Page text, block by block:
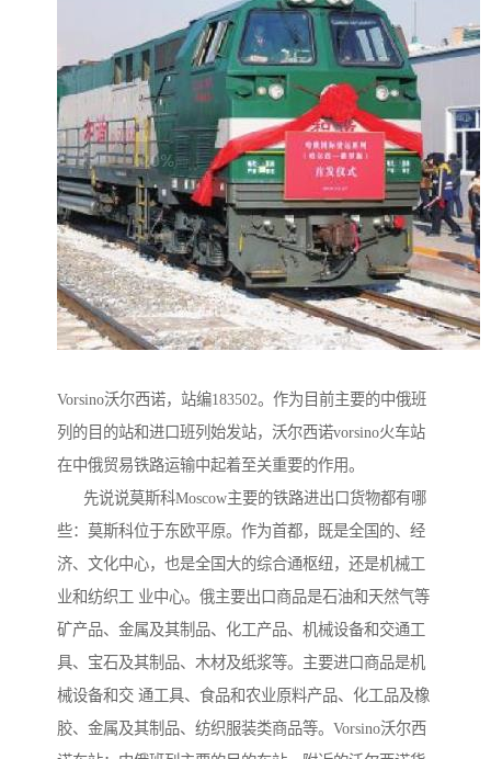
Vorsino沃尔西诺，站编183502。作为目前主要的中俄班
列的目的站和进口班列始发站，沃尔西诺vorsino火车站
在中俄贸易铁路运输中起着至关重要的作用。
先说说莫斯科Moscow主要的铁路进出口货物都有哪
些：莫斯科位于东欧平原。作为首都，既是全国的、经
济、文化中心，也是全国大的综合通枢纽，还是机械工
业和纺织工 业中心。俄主要出口商品是石油和天然气等
矿产品、金属及其制品、化工产品、机械设备和交通工
具、宝石及其制品、木材及纸浆等。主要进口商品是机
械设备和交 通工具、食品和农业原料产品、化工品及橡
胶、金属及其制品、纺织服装类商品等。Vorsino沃尔西